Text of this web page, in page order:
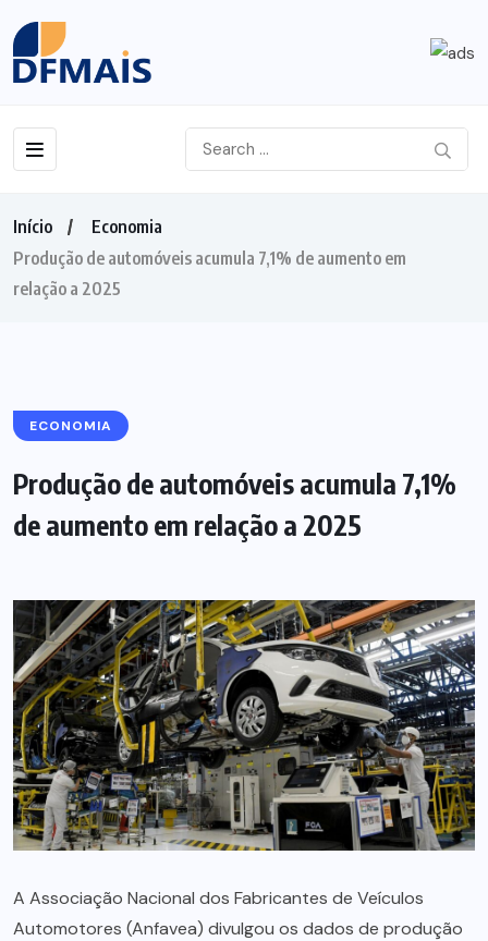
Início
Economia
Produção de automóveis acumula 7,1% de aumento em
relação a 2025
ECONOMIA
Produção de automóveis acumula 7,1%
de aumento em relação a 2025
A Associação Nacional dos Fabricantes de Veículos
Automotores (Anfavea) divulgou os dados de produção